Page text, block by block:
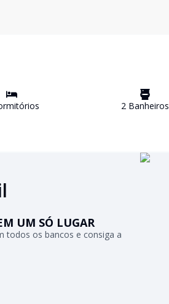
s 2Banheiros
UM SÓ LUGAR
todos os bancos e consiga a